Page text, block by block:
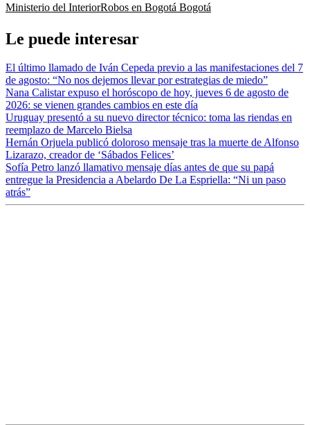
Ministerio del InteriorRobos en Bogotá Bogotá
Le puede interesar
El último llamado de Iván Cepeda previo a las manifestaciones del 7
de agosto: “No nos dejemos llevar por estrategias de miedo”
Nana Calistar expuso el horóscopo de hoy, jueves 6 de agosto de
2026: se vienen grandes cambios en este día
Uruguay presentó a su nuevo director técnico: toma las riendas en
reemplazo de Marcelo Bielsa
Hernán Orjuela publicó doloroso mensaje tras la muerte de Alfonso
Lizarazo, creador de ‘Sábados Felices’
Sofía Petro lanzó llamativo mensaje días antes de que su papá
entregue la Presidencia a Abelardo De La Espriella: “Ni un paso
atrás”